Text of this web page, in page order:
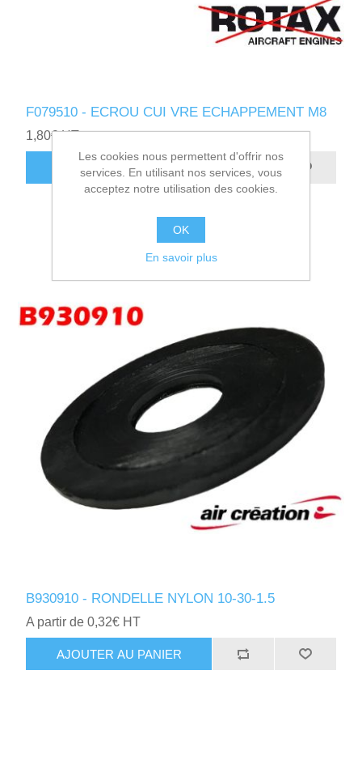
F079510 - ECROU CUI VRE ECHAPPEMENT M8
1,80€ HT
AJOUTER AU PANIER
B930910 - RONDELLE NYLON 10-30-1.5
A partir de 0,32€ HT
AJOUTER AU PANIER
Les cookies nous permettent d'offrir nos
services. En utilisant nos services, vous
acceptez notre utilisation des cookies.
OK
En savoir plus